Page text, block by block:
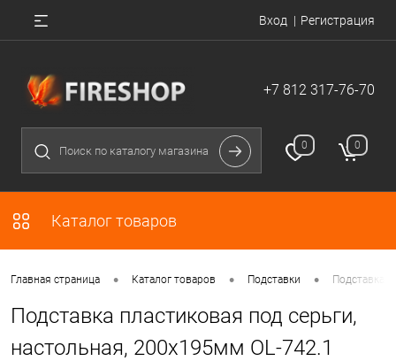
Вход Регистрация
+7 812 317-76-70
0 0
Каталог товаров
Главная страница • Каталог товаров • Подставки • Подставка
Подставка пластиковая под серьги,
настольная, 200х195мм OL-742.1